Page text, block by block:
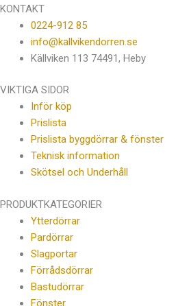
KONTAKT
0224-912 85
info@kallvikendorren.se
Källviken 113 74491, Heby
VIKTIGA SIDOR
Inför köp
Prislista
Prislista byggdörrar & fönster
Teknisk information
Skötsel och Underhåll
PRODUKTKATEGORIER
Ytterdörrar
Pardörrar
Slagportar
Förrådsdörrar
Bastudörrar
Fönster